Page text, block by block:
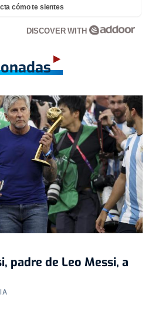
cómo te sientes
DISCOVER WITH
padre de Leo Messi, a